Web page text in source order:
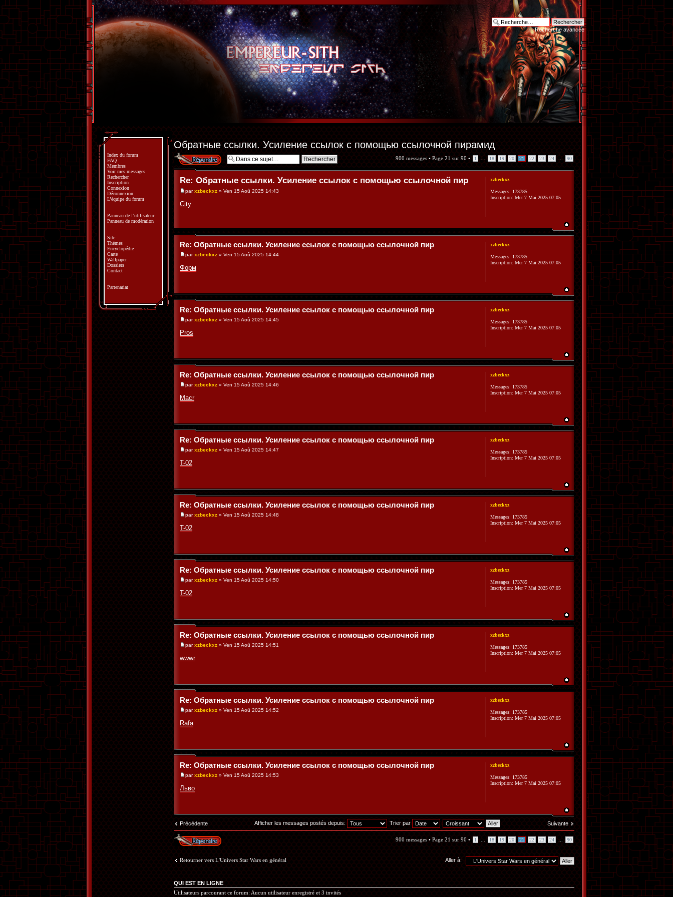
Recherche avancée
Обратные ссылки. Усиление ссылок с помощью ссылочной пирамид
Répondre 900 messages • Page 21 sur 90 • 1 18 19 20 21 22 23 24 90
Re: Обратные ссылки. Усиление ссылок с помощью ссылочной пир
parxzbeckxz » Ven 15 Aoû 2025 14:43
City
xzbeckxz
Messages: 173785
Inscription: Mer 7 Mai 2025 07:05
Re: Обратные ссылки. Усиление ссылок с помощью ссылочной пир
parxzbeckxz » Ven 15 Aoû 2025 14:44
Форм
xzbeckxz
Messages: 173785
Inscription: Mer 7 Mai 2025 07:05
Re: Обратные ссылки. Усиление ссылок с помощью ссылочной пир
parxzbeckxz » Ven 15 Aoû 2025 14:45
Pros
xzbeckxz
Messages: 173785
Inscription: Mer 7 Mai 2025 07:05
Re: Обратные ссылки. Усиление ссылок с помощью ссылочной пир
parxzbeckxz » Ven 15 Aoû 2025 14:46
Macr
xzbeckxz
Messages: 173785
Inscription: Mer 7 Mai 2025 07:05
Re: Обратные ссылки. Усиление ссылок с помощью ссылочной пир
parxzbeckxz » Ven 15 Aoû 2025 14:47
T-02
xzbeckxz
Messages: 173785
Inscription: Mer 7 Mai 2025 07:05
Re: Обратные ссылки. Усиление ссылок с помощью ссылочной пир
parxzbeckxz » Ven 15 Aoû 2025 14:48
T-02
xzbeckxz
Messages: 173785
Inscription: Mer 7 Mai 2025 07:05
Re: Обратные ссылки. Усиление ссылок с помощью ссылочной пир
parxzbeckxz » Ven 15 Aoû 2025 14:50
T-02
xzbeckxz
Messages: 173785
Inscription: Mer 7 Mai 2025 07:05
Re: Обратные ссылки. Усиление ссылок с помощью ссылочной пир
parxzbeckxz » Ven 15 Aoû 2025 14:51
wwwr
xzbeckxz
Messages: 173785
Inscription: Mer 7 Mai 2025 07:05
Re: Обратные ссылки. Усиление ссылок с помощью ссылочной пир
parxzbeckxz » Ven 15 Aoû 2025 14:52
Rafa
xzbeckxz
Messages: 173785
Inscription: Mer 7 Mai 2025 07:05
Re: Обратные ссылки. Усиление ссылок с помощью ссылочной пир
parxzbeckxz » Ven 15 Aoû 2025 14:53
Льво
xzbeckxz
Messages: 173785
Inscription: Mer 7 Mai 2025 07:05
Précédente Suivante
Afficher les messages postés depuis: Trier par
Répondre 900 messages • Page 21 sur 90 • 1 18 19 20 21 22 23 24 90
Retourner vers L'Univers Star Wars en général Aller à:
QUI EST EN LIGNE
Utilisateurs parcourant ce forum: Aucun utilisateur enregistré et 3 invités
Index du forum
FAQ
Membres
Voir mes messages
Rechercher
Inscription
Connexion
Déconnexion
L’équipe du forum
Panneau de l’utilisateur
Panneau de modération
Site
Thèmes
Encyclopédie
Carte
Wallpaper
Dossiers
Contact
Partenariat